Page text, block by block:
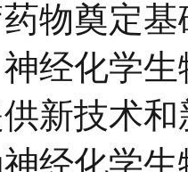
物奠定
经化学
新技术
经化学